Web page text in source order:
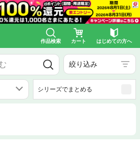
作品検索 カート はじめての方へ
絞り込み
シリーズでまとめる